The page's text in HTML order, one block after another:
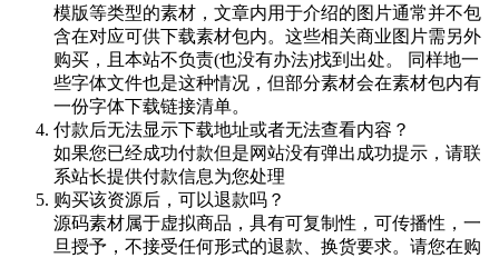
模版等类型的素材，文章内用于介绍的图片通常并不包
含在对应可供下载素材包内。这些相关商业图片需另外
购买，且本站不负责(也没有办法)找到出处。 同样地一
些字体文件也是这种情况，但部分素材会在素材包内有
一份字体下载链接清单。
付款后无法显示下载地址或者无法查看内容？
如果您已经成功付款但是网站没有弹出成功提示，请联
系站长提供付款信息为您处理
购买该资源后，可以退款吗？
源码素材属于虚拟商品，具有可复制性，可传播性，一
旦授予，不接受任何形式的退款、换货要求。请您在购